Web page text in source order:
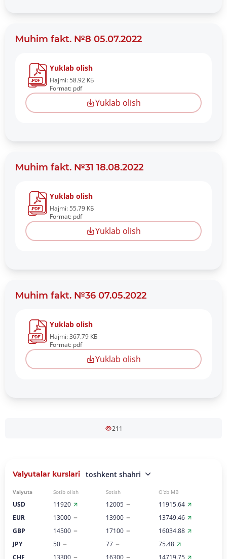
Muhim fakt. №8 05.07.2022
Yuklab olish
Hajmi: 58.92 КБ
Format: pdf
Yuklab olish
Muhim fakt. №31 18.08.2022
Yuklab olish
Hajmi: 55.79 КБ
Format: pdf
Yuklab olish
Muhim fakt. №36 07.05.2022
Yuklab olish
Hajmi: 367.79 КБ
Format: pdf
Yuklab olish
211
Valyutalar kurslari toshkent shahri
Valyuta Sotib olish Sotish O‘zb MB
USD 11920 12005
11915.64
EUR
13000 13900
13749.46
GBP
14500 17100
16034.88
JPY
50 77
75.48